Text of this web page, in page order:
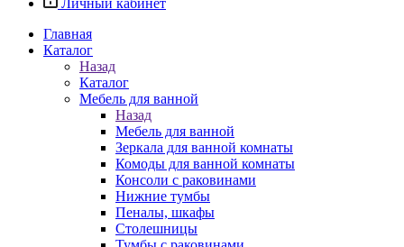
Личный кабинет
Главная
Каталог
Назад
Каталог
Мебель для ванной
Назад
Мебель для ванной
Зеркала для ванной комнаты
Комоды для ванной комнаты
Консоли с раковинами
Нижние тумбы
Пеналы, шкафы
Столешницы